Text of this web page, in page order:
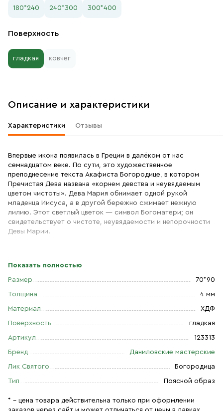
180*240 240*300 300*400
Поверхность
гладкая ковчег
Описание и характеристики
Характеристики Отзывы
Впервые икона появилась в Греции в далёком от нас
семнадцатом веке. По сути, это художественное
преподнесение текста Акафиста Богородице, в котором
Пречистая Дева названа «корнем девства и неувядаемым
цветом чистоты». Дева Мария обнимает одной рукой
младенца Иисуса, а в другой бережно сжимает нежную
лилию. Этот светлый цветок — символ Богоматери; он
свидетельствует о чистоте, неувядаемости и непорочности
Девы Марии.
Показать полностью
Размер 70*90
Толщина 4 мм
Материал ХДФ
Поверхность гладкая
Артикул 123313
Бренд Даниловские мастерские
Лик Святого Богородица
Тип Поясной образ
* – цена товара действительна только при оформлении